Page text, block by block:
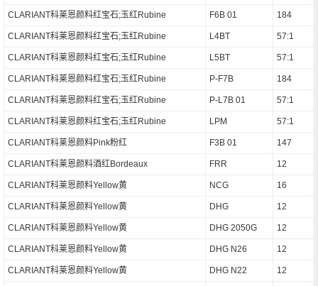
CLARIANT科莱恩颜料红宝石;玉红Rubine F6B 01 184
CLARIANT科莱恩颜料红宝石;玉红Rubine L4BT 57:1
CLARIANT科莱恩颜料红宝石;玉红Rubine L5BT 57:1
CLARIANT科莱恩颜料红宝石;玉红Rubine P-F7B 184
CLARIANT科莱恩颜料红宝石;玉红Rubine P-L7B 01 57:1
CLARIANT科莱恩颜料红宝石;玉红Rubine LPM 57:1
CLARIANT科莱恩颜料Pink粉红 F3B 01 147
CLARIANT科莱恩颜料酒红Bordeaux FRR 12
CLARIANT科莱恩颜料Yellow黄 NCG 16
CLARIANT科莱恩颜料Yellow黄 DHG 12
CLARIANT科莱恩颜料Yellow黄 DHG 2050G 12
CLARIANT科莱恩颜料Yellow黄 DHG N26 12
CLARIANT科莱恩颜料Yellow黄 DHG N22 12